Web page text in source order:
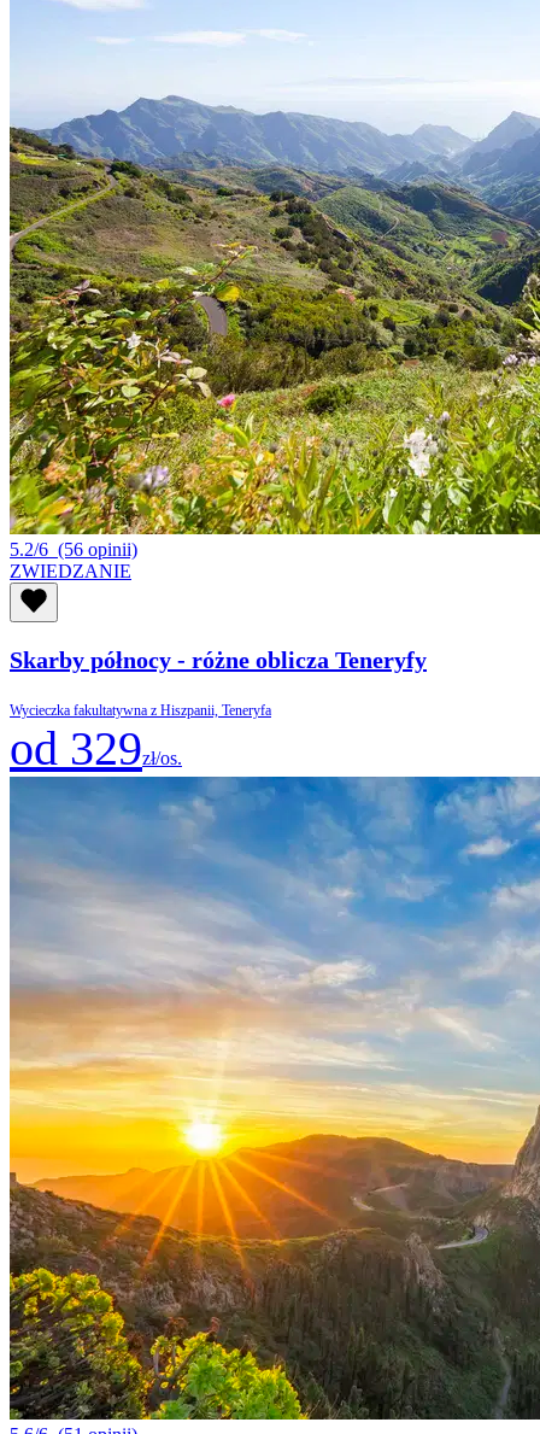
5.2/6 (56 opinii)
ZWIEDZANIE
Skarby północy - różne oblicza Teneryfy
Wycieczka fakultatywna z Hiszpanii, Teneryfa
od 329zł/os.